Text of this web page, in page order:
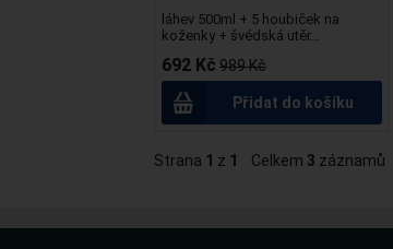
láhev 500ml + 5 houbiček na
koženky + švédská utěr...
692 Kč 989 Kč
Přidat do košíku
Strana 1 z 1 Celkem 3 záznamů